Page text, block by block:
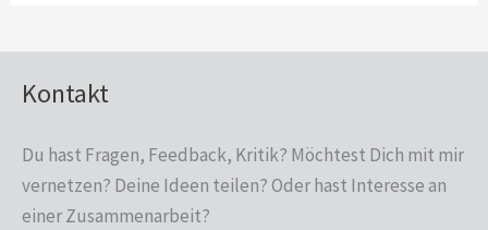
Kontakt
Du hast Fragen, Feedback, Kritik? Möchtest Dich mit mir
vernetzen? Deine Ideen teilen? Oder hast Interesse an
einer Zusammen­arbeit?